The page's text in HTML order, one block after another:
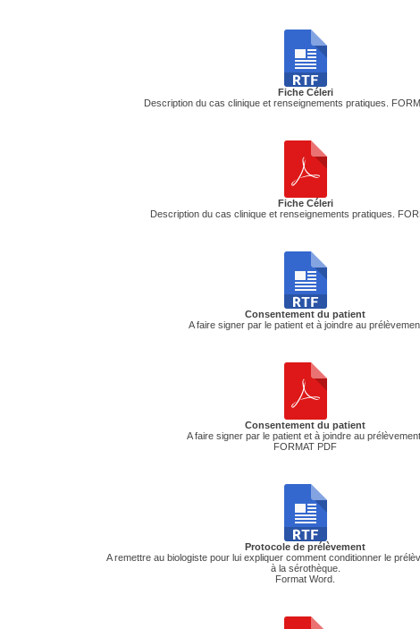
Fiche Céleri
Description du cas clinique et renseignements pratiques.
Fiche Céleri
Description du cas clinique et renseignements pratiques.
Consentement du patient
A faire signer par le patient et à joindre au
Consentement du patient
A faire signer par le patient et à joindre au
FORMAT PDF
Protocole de prélèvement
A remettre au biologiste pour lui expliquer comment conditionner le
à la sérothèque.
Format Word.